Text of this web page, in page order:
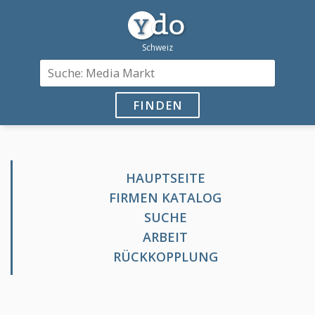
FINDEN
HAUPTSEITE
FIRMEN KATALOG
SUCHE
ARBEIT
RÜCKKOPPLUNG